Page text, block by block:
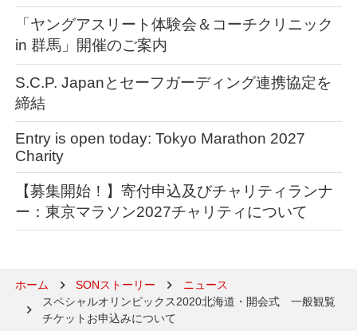
「ヤングアスリート体験会＆コーチクリニック
in 群馬」開催のご案内
S.C.P. Japanとセーフガーディング連携協定を
締結
Entry is open today: Tokyo Marathon 2027
Charity
【募集開始！】寄付申込及びチャリティランナ
ー：東京マラソン2027チャリティについて
ホーム SONストーリー
ニュース
スペシャルオリンピックス2020北海道・開会式　一般観覧
チケットお申込みについて